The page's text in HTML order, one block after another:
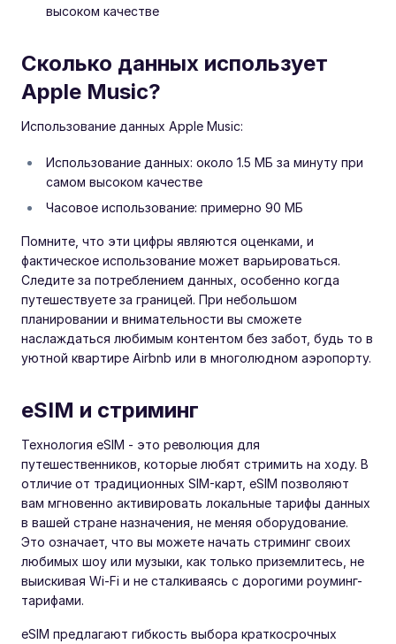
высоком качестве
Сколько данных использует
Apple Music?
Использование данных Apple Music:
Использование данных: около 1.5 МБ за минуту при
самом высоком качестве
Часовое использование: примерно 90 МБ
Помните, что эти цифры являются оценками, и
фактическое использование может варьироваться.
Следите за потреблением данных, особенно когда
путешествуете за границей. При небольшом
планировании и внимательности вы сможете
наслаждаться любимым контентом без забот, будь то в
уютной квартире Airbnb или в многолюдном аэропорту.
eSIM и стриминг
Технология eSIM - это революция для
путешественников, которые любят стримить на ходу. В
отличие от традиционных SIM-карт, eSIM позволяют
вам мгновенно активировать локальные тарифы данных
в вашей стране назначения, не меняя оборудование.
Это означает, что вы можете начать стриминг своих
любимых шоу или музыки, как только приземлитесь, не
выискивая Wi-Fi и не сталкиваясь с дорогими роуминг-
тарифами.
eSIM предлагают гибкость выбора краткосрочных